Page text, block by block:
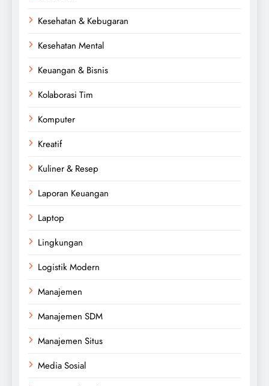
Kesehatan & Kebugaran
Kesehatan Mental
Keuangan & Bisnis
Kolaborasi Tim
Komputer
Kreatif
Kuliner & Resep
Laporan Keuangan
Laptop
Lingkungan
Logistik Modern
Manajemen
Manajemen SDM
Manajemen Situs
Media Sosial